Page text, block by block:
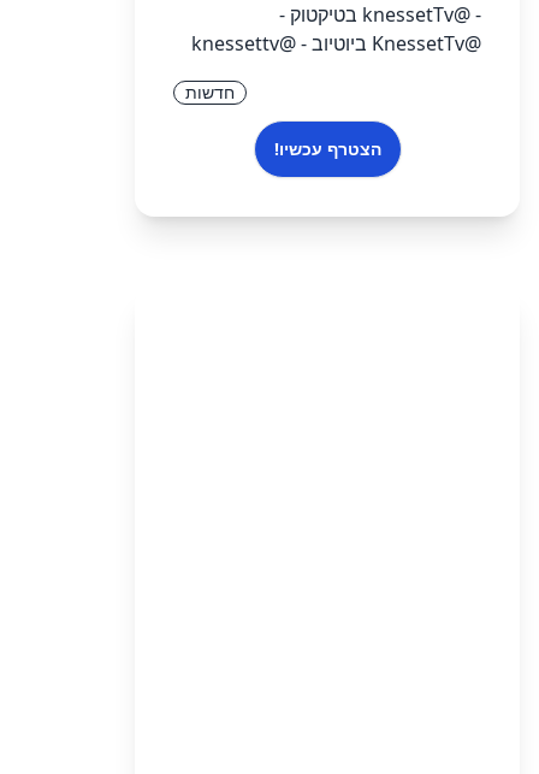
- @knessetTv בטיקטוק -
@KnessetTv ביוטיוב - @knessettv
חדשות
הצטרף עכשיו!